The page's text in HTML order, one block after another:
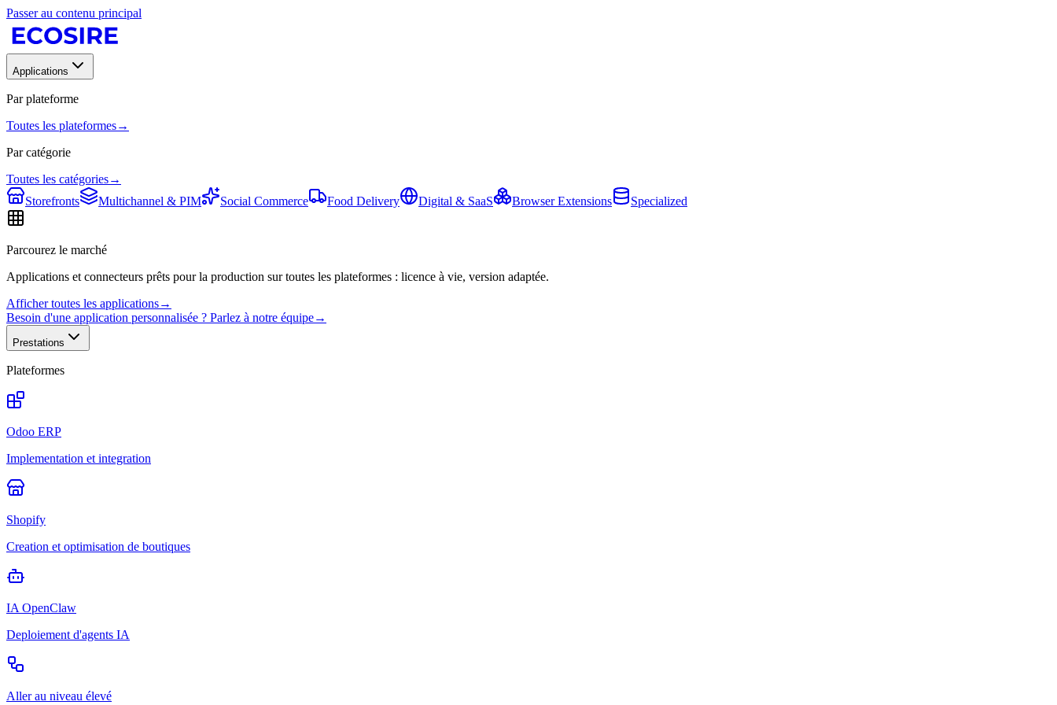
Passer au contenu principal
Applications
Par plateforme
Toutes les plateformes→
Par catégorie
Toutes les catégories→
Storefronts
Multichannel & PIM Social Commerce Food Delivery Digital & SaaS Browser Extensions Specialized
Parcourez le marché
Applications et connecteurs prêts pour la production sur toutes les plateformes : licence à vie, version adaptée.
Afficher toutes les applications→
Besoin d'une application personnalisée ? Parlez à notre équipe→
Prestations
Plateformes
Odoo ERP
Implementation et integration
Shopify
Creation et optimisation de boutiques
IA OpenClaw
Deploiement d'agents IA
Aller au niveau élevé